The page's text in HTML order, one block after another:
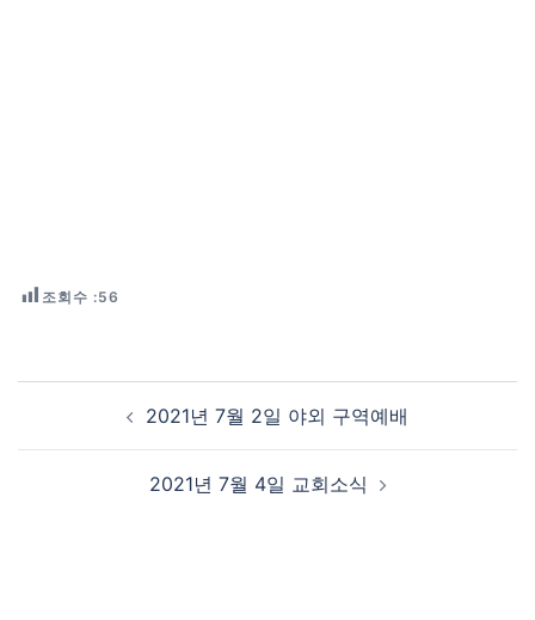
조회수 :56
Post navigation
2021년 7월 2일 야외 구역예배
2021년 7월 4일 교회소식